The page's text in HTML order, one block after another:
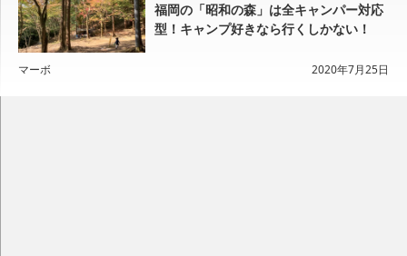
福岡の「昭和の森」は全キャンパー対応
型！キャンプ好きなら行くしかない！
マーボ 2020年7月25日